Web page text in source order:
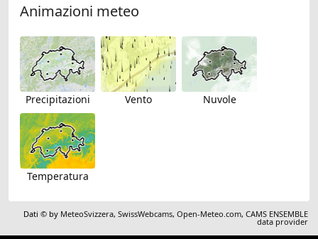
Animazioni meteo
Precipitazioni Vento Nuvole
Temperatura
Dati © by MeteoSvizzera,SwissWebcams,Open-Meteo.com,CAMS ENSEMBLE
data provider